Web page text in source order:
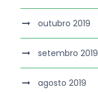
outubro 2019
setembro 2019
agosto 2019